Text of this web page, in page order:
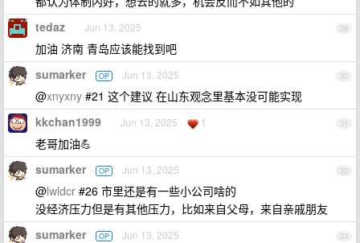
29
tedaz Jun 13, 2025
加油 济南 青岛应该能找到吧
30
sumarker OP Jun 13, 2025
@xnyxny #21 这个建议 在山东观念里基本没可能实现
31
kkchan1999 Jun 13, 2025 1
老哥加油💪
32
sumarker OP Jun 13, 2025
@lwldcr #26 市里还是有一些小公司啥的
没经济压力但是有其他压力，比如来自父母，来自亲戚朋友
33
sumarker OP Jun 13, 2025